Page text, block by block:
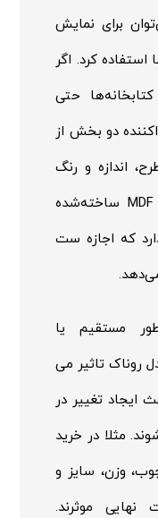
برای نمایش
استفاده کرد. اگر
حتی
دو بخش از
اندازه و رنگ
MDF ساخته‌شده
که اجازه ست
مستقیم یا
روناک تاثیر می
ایجاد تغییر در
مثلا در خرید
وزن، سایز و
موثرند.